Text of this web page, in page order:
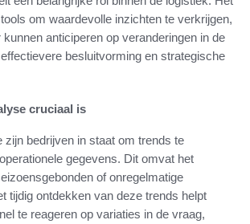
om waardevolle inzichten te verkrijgen,
anticiperen op veranderingen in de
besluitvorming en strategische
cruciaal is
zijn bedrijven in staat om trends te
gegevens. Dit omvat het
of onregelmatige
tijdig ontdekken van deze trends helpt
te reageren op variaties in de vraag,